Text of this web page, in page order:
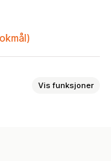
Vis funksjoner